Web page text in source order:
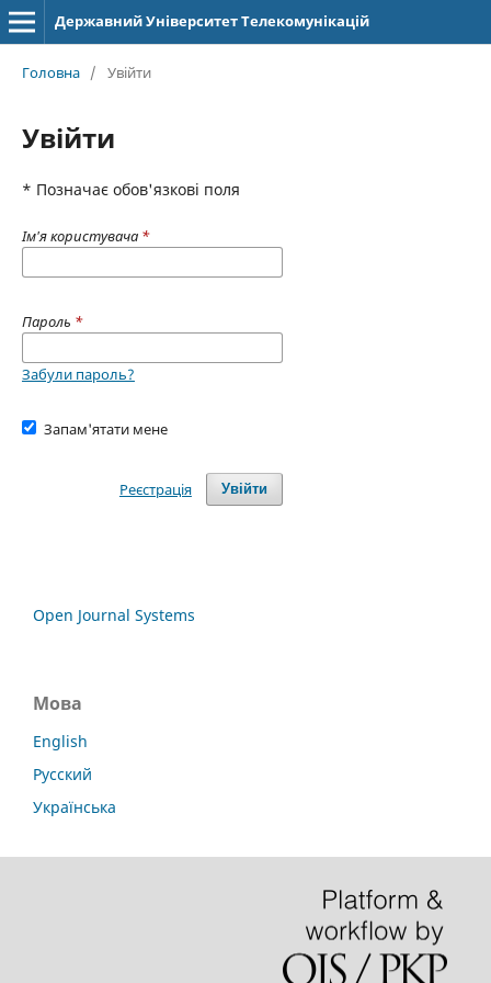
Державний Університет Телекомунікацій
Головна / Увійти
Увійти
* Позначає обов'язкові поля
Ім'я користувача *
Пароль *
Забули пароль?
Запам'ятати мене
Увійти
Реєстрація
Open Journal Systems
Мова
English
Русский
Українська